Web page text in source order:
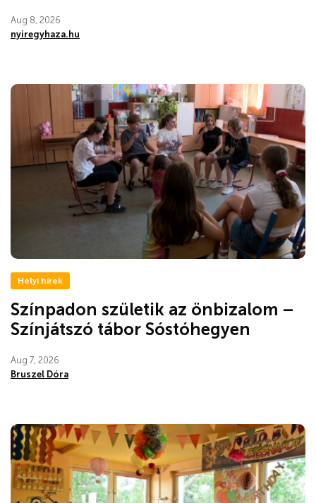
Aug 8, 2026
nyiregyhaza.hu
Helyi hírek
Színpadon születik az önbizalom –
Színjátszó tábor Sóstóhegyen
Aug 7, 2026
Bruszel Dóra